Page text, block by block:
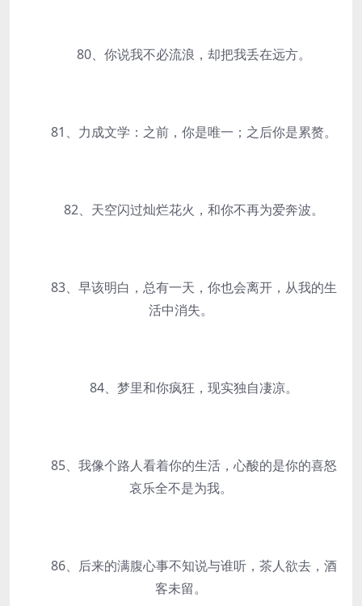
80、你说我不必流浪，却把我丢在远方。
81、力成文学：之前，你是唯一；之后你是累赘。
82、天空闪过灿烂花火，和你不再为爱奔波。
83、早该明白，总有一天，你也会离开，从我的生
活中消失。
84、梦里和你疯狂，现实独自凄凉。
85、我像个路人看着你的生活，心酸的是你的喜怒
哀乐全不是为我。
86、后来的满腹心事不知说与谁听，茶人欲去，酒
客未留。